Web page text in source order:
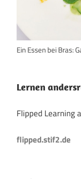
Ein Essen bei Bras:
Lernen
Flipped Learning
flipped.stif2.de